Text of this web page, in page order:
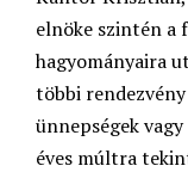
elnöke szintén a
hagyományaira
többi
ünnepségek
éves múltra